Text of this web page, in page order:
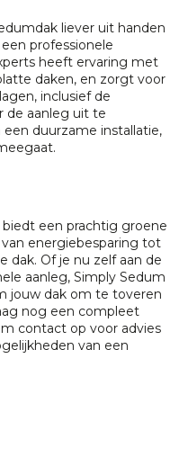
liever uit handen
professionele
heeft ervaring met
daken, en zorgt voor
inclusief de
de aanleg uit te
duurzame installatie,
een prachtig groene
energiebesparing tot
dak. Of je nu zelf aan de
aanleg, Simply Sedum
jouw dak om te toveren
nog een compleet
contact op voor advies
van een